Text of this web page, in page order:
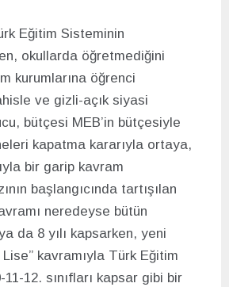
Eğitim Sisteminin
okullarda öğretmediğini
kurumlarına öğrenci
ve gizli-açık siyasi
bütçesi MEB’in bütçesiyle
kapatma kararıyla ortaya,
bir garip kavram
başlangıcında tartışılan
neredeyse bütün
da 8 yılı kapsarken, yeni
kavramıyla Türk Eğitim
12. sınıfları kapsar gibi bir